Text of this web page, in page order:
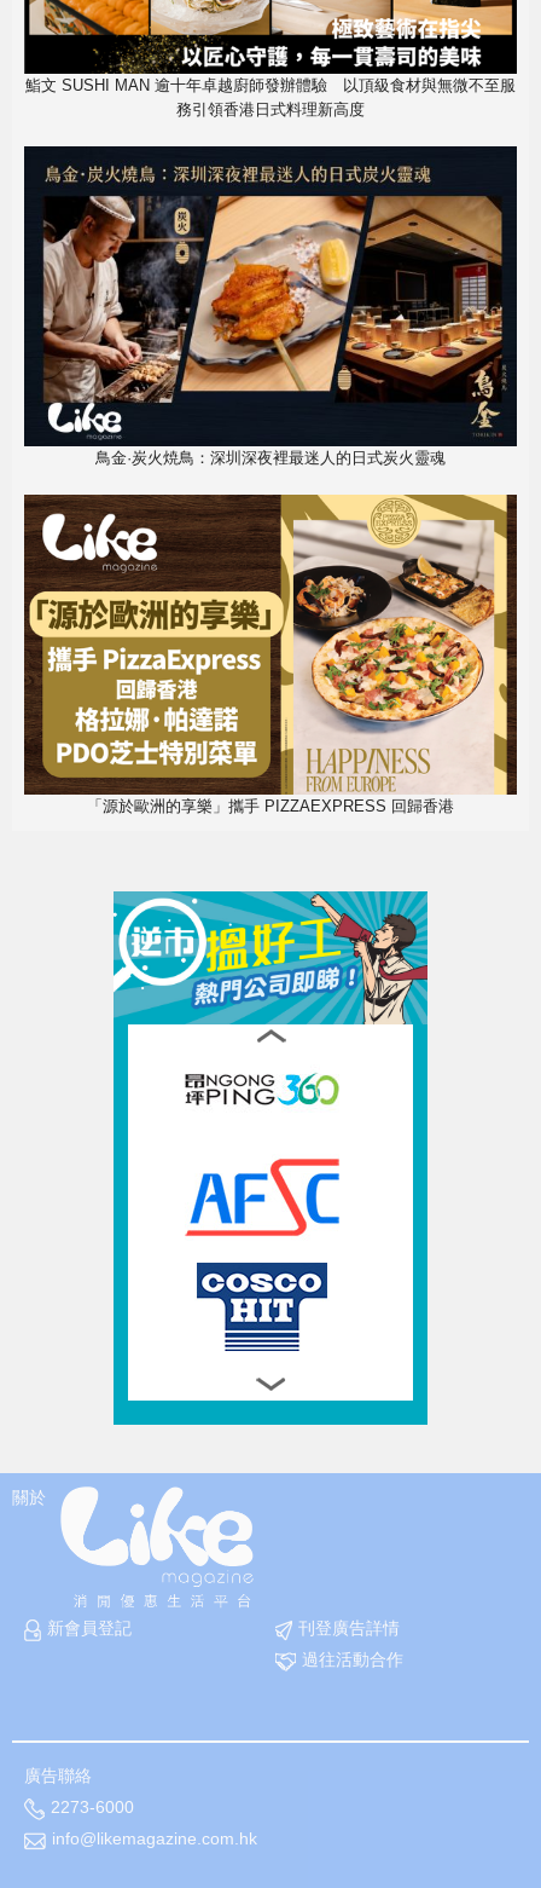
鮨文 SUSHI MAN 逾十年卓越廚師發辦體驗 以頂級食材與無微不至服
務引領香港日式料理新高度
鳥金·炭火焼鳥：深圳深夜裡最迷人的日式炭火靈魂
「源於歐洲的享樂」攜手 PIZZAEXPRESS 回歸香港
關於
新會員登記
刊登廣告詳情
過往活動合作
廣告聯絡
2273-6000
info@likemagazine.com.hk